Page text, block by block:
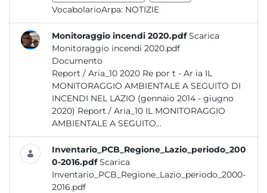
VocabolarioArpa: NOTIZIE
Monitoraggio incendi 2020.pdf Scarica
Monitoraggio incendi 2020.pdf
Documento
Report / Aria_10 2020 Re por t - Ar ia IL
MONITORAGGIO AMBIENTALE A SEGUITO DI
INCENDI NEL LAZIO (gennaio 2014 - giugno
2020) Report / Aria_10 IL MONITORAGGIO
AMBIENTALE A SEGUITO...
Inventario_PCB_Regione_Lazio_periodo_200
0-2016.pdf Scarica
Inventario_PCB_Regione_Lazio_periodo_2000-
2016.pdf